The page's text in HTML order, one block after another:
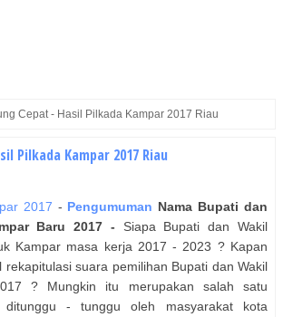
Cepat - Hasil Pilkada Kampar 2017 Riau
Pilkada Kampar 2017 Riau
2017 - Pengumuman Nama Bupati dan
Baru 2017 - Siapa Bupati dan Wakil
Kampar masa kerja 2017 - 2023 ? Kapan
rekapitulasi suara pemilihan Bupati dan Wakil
? Mungkin itu merupakan salah satu
ditunggu - tunggu oleh masyarakat kota